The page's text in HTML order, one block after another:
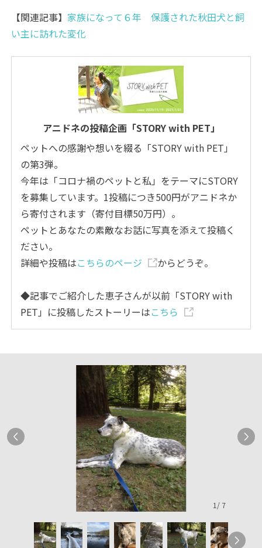
【関連記事】家族になって６年 保護された秋田犬と飼
い主に訪れた変化
アニドネの投稿企画「STORY with PET」
ペットへの感謝や想いを綴る「STORY with PET」
の第3弾。
今年は「コロナ禍のペットと私」をテーマにSTORY
を募集しています。1投稿につき500円がアニドネか
ら寄付されます（寄付目標50万円）。
ペットとあなたの素敵なお話に写真を添えて投稿く
ださい。
詳細や投稿はこちらのページ からどうぞ。
◆記事でご紹介した恵子さんが以前「STORY with
PET」に投稿したストーリーはこちら
1 / 7